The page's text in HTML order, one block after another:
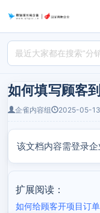
如何填写顾客
企雀内容组 2025-05-13
该文档内容需登录
扩展阅读：
如何给顾客开项目订单